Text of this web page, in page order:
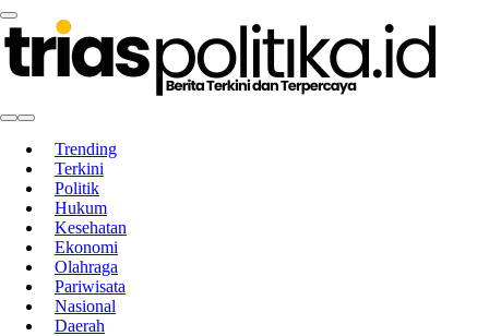
Trending
Terkini
Politik
Hukum
Kesehatan
Ekonomi
Olahraga
Pariwisata
Nasional
Daerah